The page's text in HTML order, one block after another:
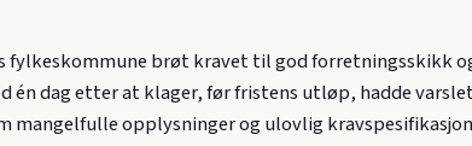
brøt kravet til god forretningsskikk
dag etter at klager, før fristens utløp, hadde
mangelfulle opplysninger og ulovlig